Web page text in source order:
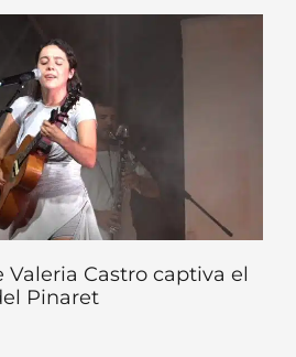
Valeria Castro captiva el
Pinaret